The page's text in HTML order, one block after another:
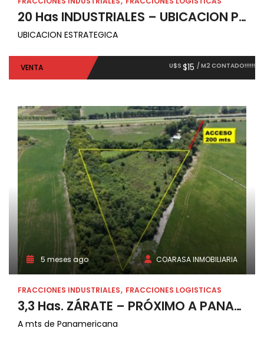
20 Has INDUSTRIALES – UBICACION PRIVILEGIADA -Zárate
UBICACION ESTRATEGICA
VENTA U$S $15 / M2 CONTADO!!!!!!
5 meses ago COARASA INMOBILIARIA
FRACCIONES INDUSTRIALES FRACCIONES LOGISTICAS
3,3 Has. ZÁRATE – PRÓXIMO A PANAMERICANA
A mts de Panamericana